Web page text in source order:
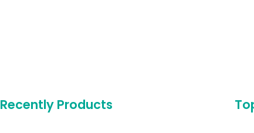
Recently Products